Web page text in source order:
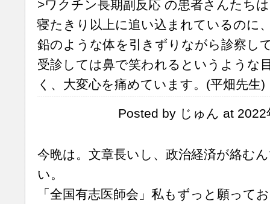
>ワクチン長期副反応 の患者さんたち
寝たきり以上に追い込まれているのに
鉛のような体を引きずりながら診察し
受診しては鼻で笑われるというような
く、大変心を痛めています。(平畑先生)
Posted by じゅん at
今晩は。文章長いし、政治経済が絡む
い。
「全国有志医師会」私もずっと願って